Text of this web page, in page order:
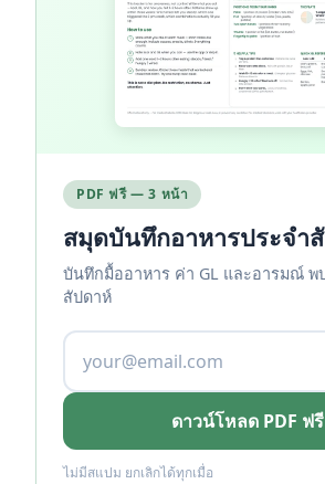
PDF ฟรี — 3 หน้า
สมุดบันทึกอาหารประจำ
บันทึกมื้ออาหาร ค่า GL และอารมณ์ พ
สัปดาห์
ดาวน์โหลด PDF ฟรี
ไม่มีสแปม ยกเลิกได้ทุกเมื่อ